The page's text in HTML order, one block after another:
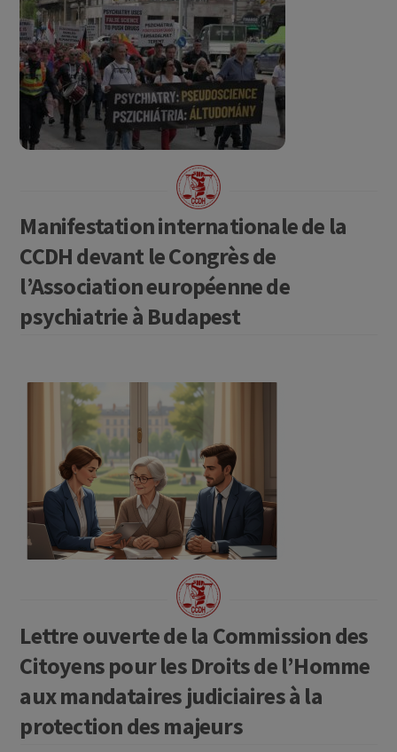
Manifestation internationale de la
CCDH devant le Congrès de
l’Association européenne de
psychiatrie à Budapest
Lettre ouverte de la Commission des
Citoyens pour les Droits de l’Homme
aux mandataires judiciaires à la
protection des majeurs